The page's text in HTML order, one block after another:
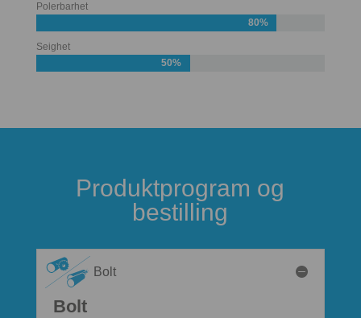
Polerbarhet
80%
Seighet
50%
Produktprogram og
bestilling
Bolt
Bolt